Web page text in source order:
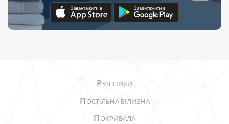
РУШНИКИ
ПОСТІЛЬНА БІЛИЗНА
ПОКРИВАЛА